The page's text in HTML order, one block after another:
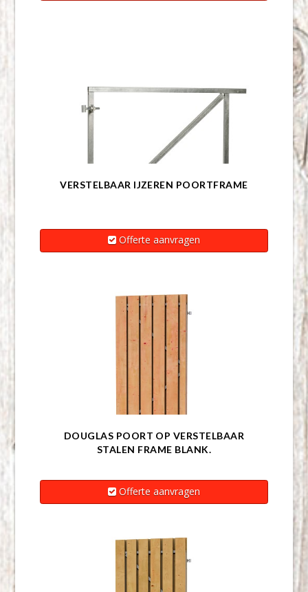
VERSTELBAAR IJZEREN POORTFRAME
Offerte aanvragen
DOUGLAS POORT OP VERSTELBAAR
STALEN FRAME BLANK.
Offerte aanvragen